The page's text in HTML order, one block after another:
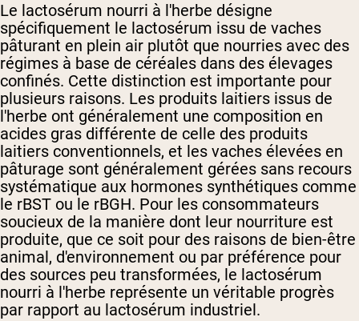
Le lactosérum nourri à l'herbe désigne
spécifiquement le lactosérum issu de vaches
pâturant en plein air plutôt que nourries avec des
régimes à base de céréales dans des élevages
confinés. Cette distinction est importante pour
plusieurs raisons. Les produits laitiers issus de
l'herbe ont généralement une composition en
acides gras différente de celle des produits
laitiers conventionnels, et les vaches élevées en
pâturage sont généralement gérées sans recours
systématique aux hormones synthétiques comme
le rBST ou le rBGH. Pour les consommateurs
soucieux de la manière dont leur nourriture est
produite, que ce soit pour des raisons de bien-être
animal, d'environnement ou par préférence pour
des sources peu transformées, le lactosérum
nourri à l'herbe représente un véritable progrès
par rapport au lactosérum industriel.